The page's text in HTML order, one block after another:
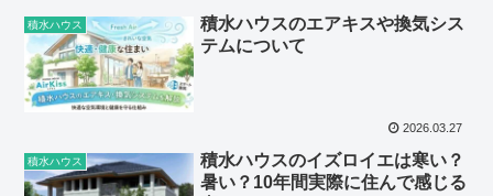
積水ハウス
積水ハウスのエアキスや換気シス
テムについて
2026.03.27
積水ハウス
積水ハウスのイズロイエは寒い？
暑い？10年間実際に住んで感じる